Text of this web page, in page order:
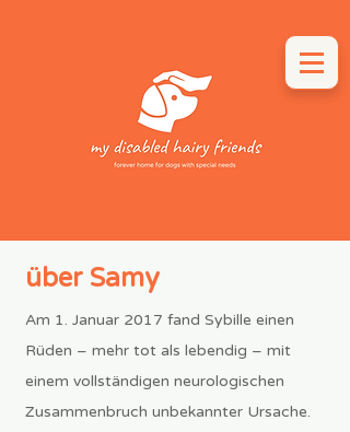
über Samy
Am 1. Januar 2017 fand Sybille einen
Rüden – mehr tot als lebendig – mit
einem vollständigen neurologischen
Zusammenbruch unbekannter Ursache.